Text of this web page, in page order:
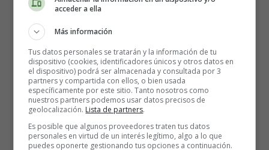
Bíblicos 08
acceder a ella
Más información
Tus datos personales se tratarán y la información de tu
dispositivo (cookies, identificadores únicos y otros datos en
el dispositivo) podrá ser almacenada y consultada por 3
partners y compartida con ellos, o bien usada
específicamente por este sitio. Tanto nosotros como
nuestros partners podemos usar datos precisos de
geolocalización. Lista de partners.
Es posible que algunos proveedores traten tus datos
personales en virtud de un interés legítimo, algo a lo que
puedes oponerte gestionando tus opciones a continuación.